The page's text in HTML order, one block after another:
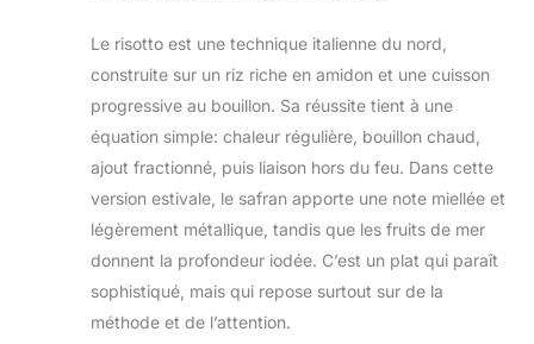
Le risotto est une technique italienne du nord,
construite sur un riz riche en amidon et une cuisson
progressive au bouillon. Sa réussite tient à une
équation simple: chaleur régulière, bouillon chaud,
ajout fractionné, puis liaison hors du feu. Dans cette
version estivale, le safran apporte une note miellée et
légèrement métallique, tandis que les fruits de mer
donnent la profondeur iodée. C’est un plat qui paraît
sophistiqué, mais qui repose surtout sur de la
méthode et de l’attention.